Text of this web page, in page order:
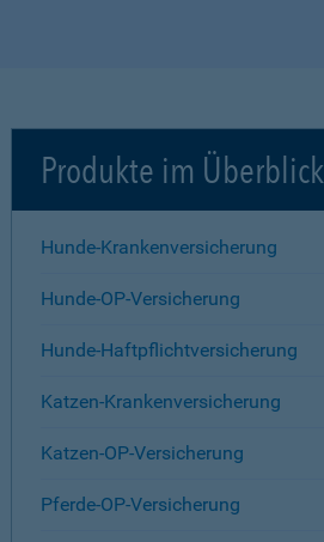
Produkte im Überblick
Hunde-Krankenversicherung
Hunde-OP-Versicherung
Hunde-Haftpflichtversicherung
Katzen-Krankenversicherung
Katzen-OP-Versicherung
Pferde-OP-Versicherung